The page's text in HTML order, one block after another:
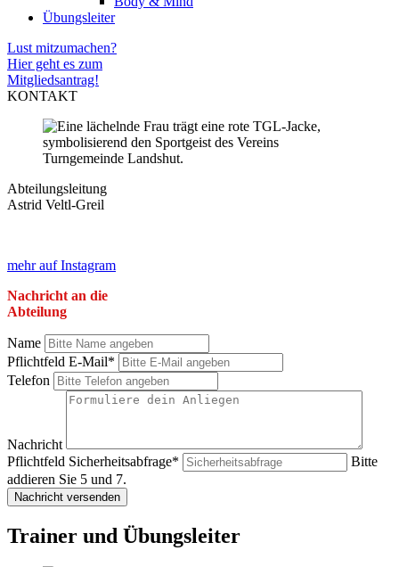
Übungsleiter
Lust mitzumachen?
Hier geht es zum
Mitgliedsantrag!
KONTAKT
Abteilungsleitung
Astrid Veltl-Greil
mehr auf Instagram
Nachricht an die
Abteilung
Name
Pflichtfeld E-Mail*
Telefon
Nachricht
Pflichtfeld Sicherheitsabfrage*
Bitte
addieren Sie 5 und 7.
Nachricht versenden
Trainer und Übungsleiter